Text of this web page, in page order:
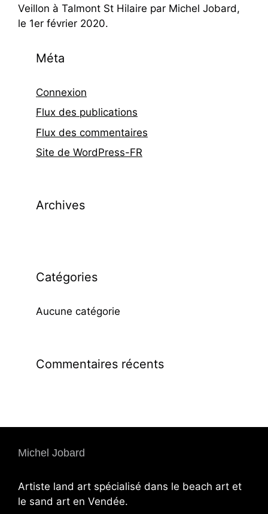
Veillon à Talmont St Hilaire par Michel Jobard,
le 1er février 2020.
Méta
Connexion
Flux des publications
Flux des commentaires
Site de WordPress-FR
Archives
Catégories
Aucune catégorie
Commentaires récents
Michel Jobard
Artiste land art spécialisé dans le beach art et
le sand art en Vendée.